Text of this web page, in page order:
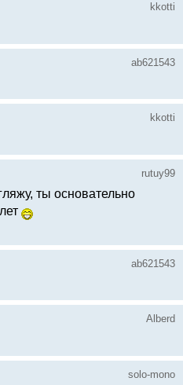
kkotti
ab621543
kkotti
rutuy99
ты основательно
ab621543
Alberd
solo-mono